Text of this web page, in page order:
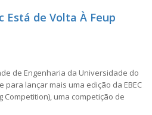
Está de Volta À Feup
de Engenharia da Universidade do
para lançar mais uma edição da EBEC
Competition), uma competição de